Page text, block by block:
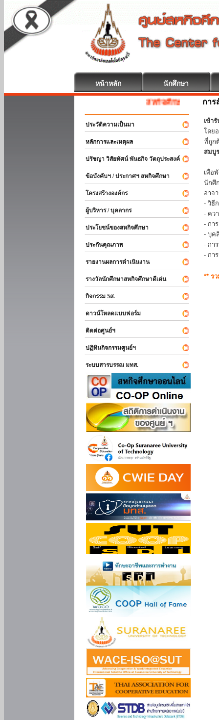
หน้าหลัก นักศึกษา
สหกิจศึกษา ยินดีต้อนรับ
ประวัติความเป็นมา
หลักการและเหตุผล
ปรัชญา วิสัยทัศน์ พันธกิจ วัตถุประสงค์
ข้อบังคับฯ / ประกาศฯ สหกิจศึกษา
โครงสร้างองค์กร
ผู้บริหาร / บุคลากร
ประโยชน์ของสหกิจศึกษา
ประกันคุณภาพ
รายงานผลการดำเนินงาน
รางวัลนักศึกษาสหกิจศึกษาดีเด่น
กิจกรรม 5ส.
ดาวน์โหลดแบบฟอร์ม
ติดต่อศูนย์ฯ
ปฏิทินกิจกรรมศูนย์ฯ
ระบบสารบรรณ มทส.
การ
เข้า
โดย
ที่ถูก
สมบู
เพื่อ
นักศึ
อาจ
- วิธี
- คว
- กา
- บุค
- กา
- กา
** ร